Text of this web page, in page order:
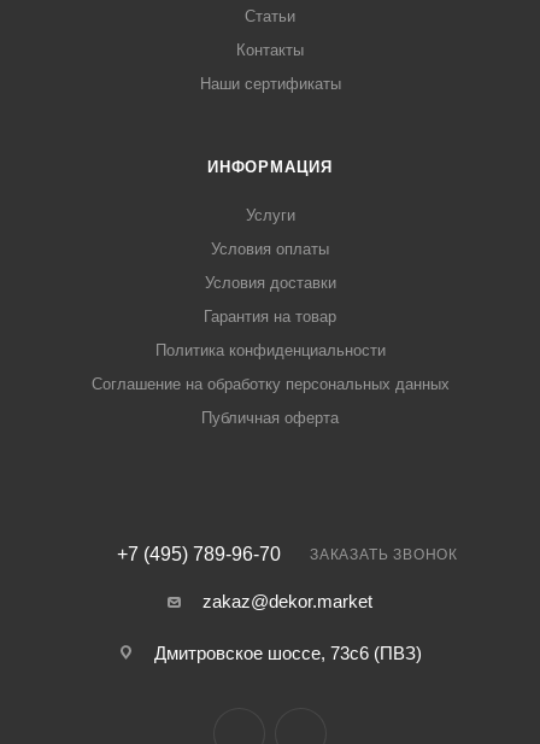
Статьи
Контакты
Наши сертификаты
ИНФОРМАЦИЯ
Услуги
Условия оплаты
Условия доставки
Гарантия на товар
Политика конфиденциальности
Соглашение на обработку персональных данных
Публичная оферта
+7 (495) 789-96-70 ЗАКАЗАТЬ ЗВОНОК
zakaz@dekor.market
Дмитровское шоссе, 73с6 (ПВЗ)